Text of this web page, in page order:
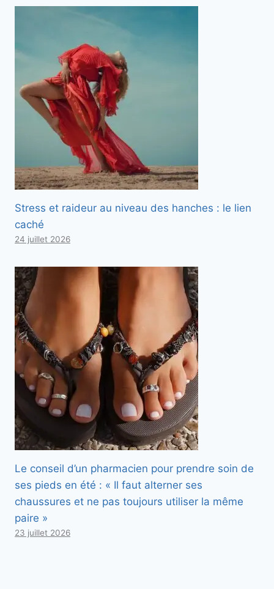
Stress et raideur au niveau des hanches : le lien
caché
24 juillet 2026
Le conseil d’un pharmacien pour prendre soin de
ses pieds en été : « Il faut alterner ses
chaussures et ne pas toujours utiliser la même
paire »
23 juillet 2026